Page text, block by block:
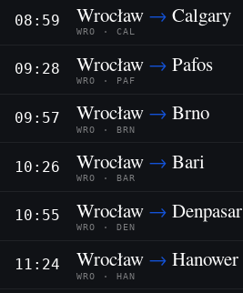
08:59 Wrocław → Calgary
WRO · CAL
09:28 Wrocław → Pafos
WRO · PAF
09:57 Wrocław → Brno
WRO · BRN
10:26 Wrocław → Bari
WRO · BAR
10:55 Wrocław → Denpasar
WRO · DEN
11:24 Wrocław → Hanower
WRO · HAN